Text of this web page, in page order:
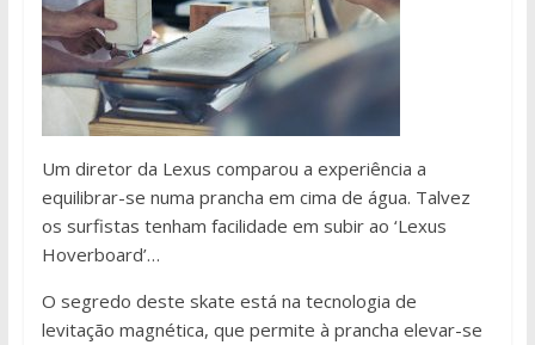
Um diretor da Lexus comparou a experiência a
equilibrar-se numa prancha em cima de água. Talvez
os surfistas tenham facilidade em subir ao ‘Lexus
Hoverboard’…
O segredo deste skate está na tecnologia de
levitação magnética, que permite à prancha elevar-se